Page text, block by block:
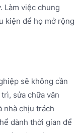
Làm việc chung
kiện để họ mở rộng
sẽ không cần
sửa chữa văn
nhà chịu trách
dành thời gian để